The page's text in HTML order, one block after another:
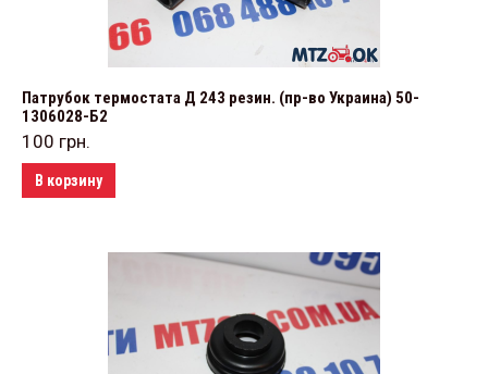
Патрубок термостата Д 243 резин. (пр-во Украина) 50-
1306028-Б2
100 грн.
В корзину